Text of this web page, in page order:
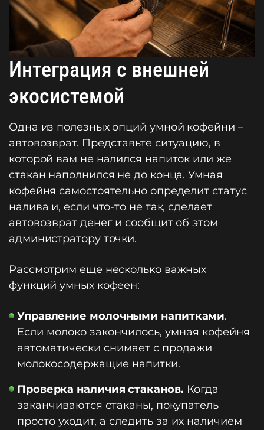
Интеграция с внешней
экосистемой
Одна из полезных опций умной кофейни –
автовозврат. Представьте ситуацию, в
которой вам не налился напиток или же
стакан наполнился не до конца. Умная
кофейня самостоятельно определит статус
налива и, если что-то не так, сделает
автовозврат денег и сообщит об этом
администратору точки.
Рассмотрим еще несколько важных
функций умных кофеен:
Управление молочными напитками.
Если молоко закончилось, умная кофейня
автоматически снимает с продажи
молокосодержащие напитки.
Проверка наличия стаканов. Когда
заканчиваются стаканы, покупатель
просто уходит, а следить за их наличием